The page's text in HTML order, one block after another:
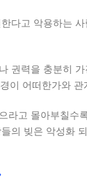
다고 악용하는
권력을 충분히
이 어떠한가와
라고 몰아부칠수
의 빚은 악성화